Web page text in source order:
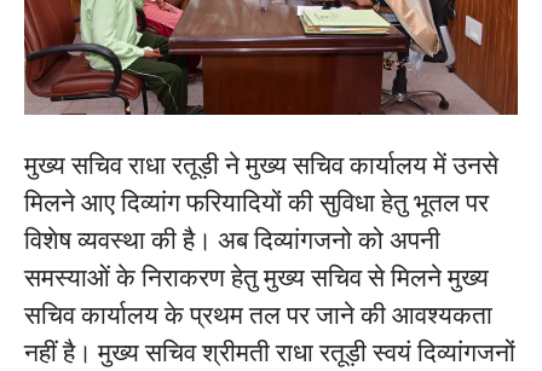
मुख्य सचिव राधा रतूड़ी ने मुख्य सचिव कार्यालय में उनसे
मिलने आए दिव्यांग फरियादियों की सुविधा हेतु भूतल पर
विशेष व्यवस्था की है। अब दिव्यांगजनो को अपनी
समस्याओं के निराकरण हेतु मुख्य सचिव से मिलने मुख्य
सचिव कार्यालय के प्रथम तल पर जाने की आवश्यकता
नहीं है। मुख्य सचिव श्रीमती राधा रतूड़ी स्वयं दिव्यांगजनों